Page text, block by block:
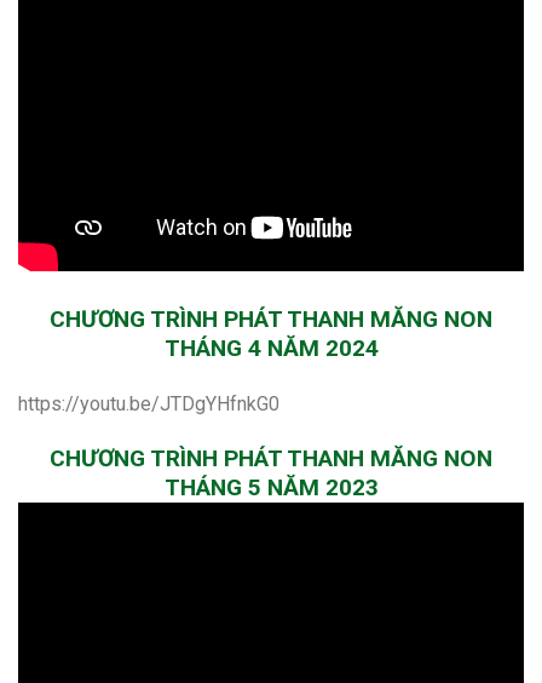
CHƯƠNG TRÌNH PHÁT THANH MĂNG NON
THÁNG 4 NĂM 2024
https://youtu.be/JTDgYHfnkG0
CHƯƠNG TRÌNH PHÁT THANH MĂNG NON
THÁNG 5 NĂM 2023